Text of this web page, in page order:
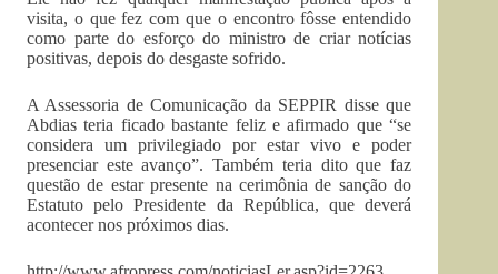
visita, o que fez com que o encontro fôsse entendido
como parte do esforço do ministro de criar notícias
positivas, depois do desgaste sofrido.
A Assessoria de Comunicação da SEPPIR disse que
Abdias teria ficado bastante feliz e afirmado que “se
considera um privilegiado por estar vivo e poder
presenciar este avanço”. Também teria dito que faz
questão de estar presente na cerimônia de sanção do
Estatuto pelo Presidente da República, que deverá
acontecer nos próximos dias.